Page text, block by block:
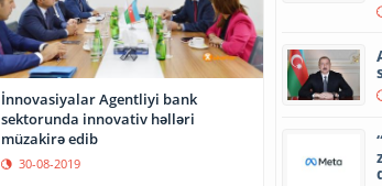
İnnovasiyalar Agentliyi bank
sektorunda innovativ həlləri
müzakirə edib
30-08-2019